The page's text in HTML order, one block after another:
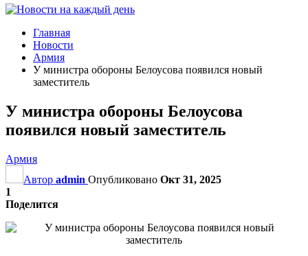
Главная
Новости
Армия
У министра обороны Белоусова появился новый
заместитель
У министра обороны Белоусова
появился новый заместитель
Армия
Автор admin Опубликовано Окт 31, 2025
1
Поделится